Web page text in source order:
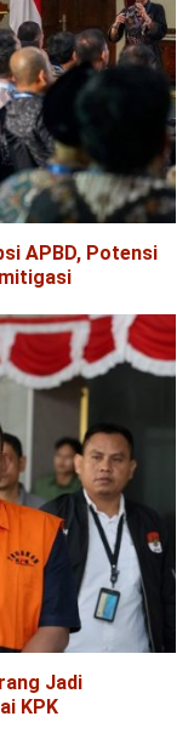
APBD, Potensi
Jadi
KPK